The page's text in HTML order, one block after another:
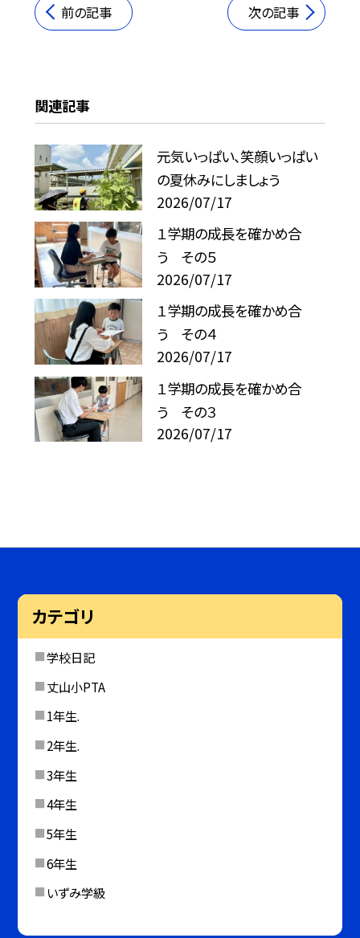
前の記事 次の記事
関連記事
元気いっぱい、笑顔いっぱい
の夏休みにしましょう
2026/07/17
１学期の成長を確かめ合
う その５
2026/07/17
１学期の成長を確かめ合
う その４
2026/07/17
１学期の成長を確かめ合
う その３
2026/07/17
カテゴリ
学校日記
丈山小PTA
1年生.
2年生.
3年生
4年生
5年生
6年生
いずみ学級